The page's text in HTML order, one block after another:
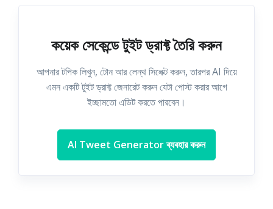
কয়েক সেকেন্ডে টুইট ড্রাফ্ট তৈরি করুন
আপনার টপিক লিখুন, টোন আর লেন্থ সিলেক্ট করুন, তারপর AI দিয়ে
এমন একটি টুইট ড্রাফ্ট জেনারেট করুন যেটা পোস্ট করার আগে
ইচ্ছামতো এডিট করতে পারবেন।
AI Tweet Generator ব্যবহার করুন